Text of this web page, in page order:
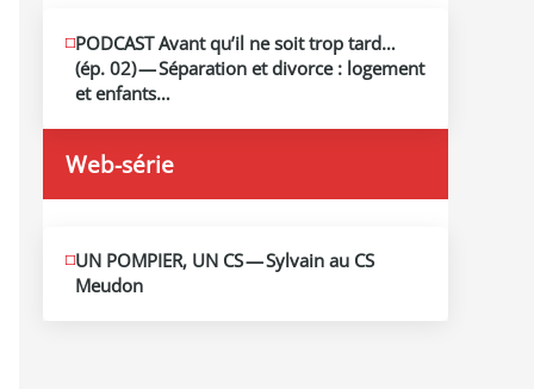
MAI
13
2026
PODCAST Avant qu’il ne soit trop tard…
(ép. 02) — Séparation et divorce : logement
et enfants…
Web-série
MAI
10
2026
UN POMPIER, UN CS — Sylvain au CS
Meudon